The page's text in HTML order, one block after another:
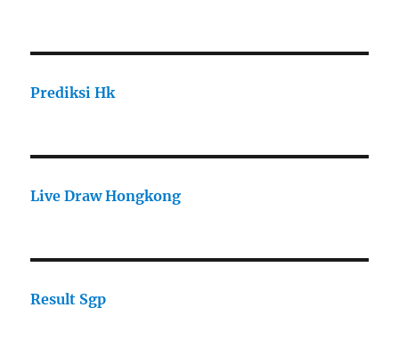
Prediksi Hk
Live Draw Hongkong
Result Sgp